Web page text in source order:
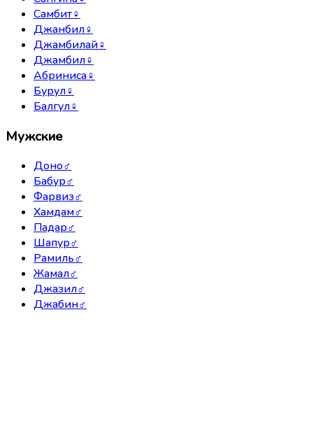
Самбит♀
Джанбил♀
Джамбилай♀
Джамбил♀
Абриниса♀
Бурул♀
Балгул♀
Мужские
Доно♂
Бабур♂
Фарвиз♂
Хамдам♂
Падар♂
Шапур♂
Рамиль♂
Жамал♂
Джазил♂
Джабин♂